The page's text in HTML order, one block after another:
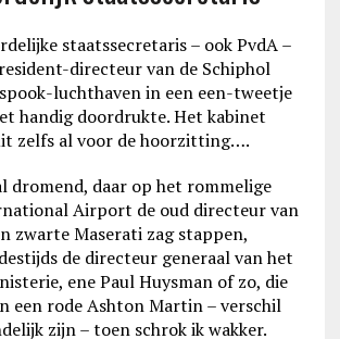
staatssecretaris – ook PvdA –
directeur van de Schiphol
luchthaven in een een-tweetje
handig doordrukte. Het kabinet
zelfs al voor de hoorzitting….
dromend, daar op het rommelige
Airport de oud directeur van
zwarte Maserati zag stappen,
de directeur generaal van het
ene Paul Huysman of zo, die
een rode Ashton Martin – verschil
zijn – toen schrok ik wakker.